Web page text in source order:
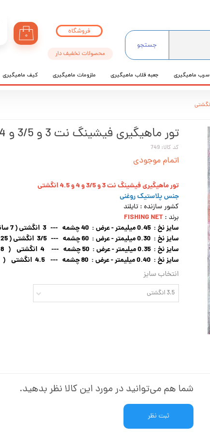
جستجو
۰
سرب ماهیگیری جعبه قلاب ماهیگیری ملزومات ماهیگیری کیف ماهیگیری
محصولات تخفیف دار
فروشگاه
تور ماهیگیری فیشینگ نت 3 و 3/5 و 4 و 4.5 انگشتی
کد کالا: 749
اتمام موجودی
تور ماهیگیری فیشینگ نت 3 و 3/5 و 4 و 4.5 انگشتی
جنس پلاستیک روغنی
کشور سازنده : تایلند
برند : FISHING NET
سایز نخ : 0.45 میلیمتر -
عرض : 40 چشمه --- 3 انگشتی ( 7 سانتیمتر )
سایز نخ : 0.30 میلیمتر -
عرض : 60 چشمه --- 3/5 انگشتی ( 7.25 سانتیمتر )
سایز نخ : 0.35 میلیمتر -
عرض : 50 چشمه --- 4 انگشتی ( 8 سانتیمتر )
سایز نخ : 0.40 میلیمتر -
عرض : 80 چشمه --- 4.5 انگشتی ( 9.5 سانتیمتر )
انتخاب سایز
3.5 انگشتی
شما هم می‌توانید در مورد این کالا نظر بدهید.
ثبت نظر